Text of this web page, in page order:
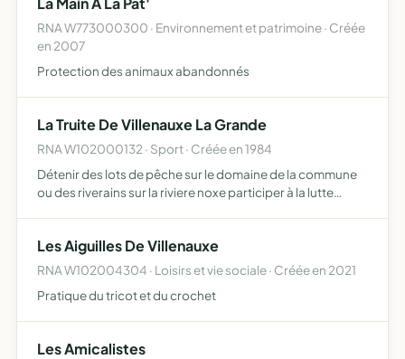
RNA W773000300 · Environnement et patrimoine · Créée
en 2007
Protection des animaux abandonnés
La Truite De Villenauxe La Grande
RNA W102000132 · Sport · Créée en 1984
Détenir des lots de pêche sur le domaine de la commune
ou des riverains sur la riviere noxe participer à la lutte
Les Aiguilles De Villenauxe
RNA W102004304 · Loisirs et vie sociale · Créée en 2021
Pratique du tricot et du crochet
Les Amicalistes